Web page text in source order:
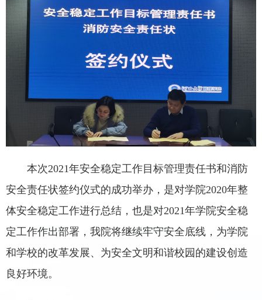
本次2021年安全稳定工作目标管理责任书和消防
安全责任状签约仪式的成功举办，是对学院2020年整
体安全稳定工作进行总结，也是对2021年学院安全稳
定工作作出部署，我院将继续牢守安全底线，为学院
和学校的改革发展、为安全文明和谐校园的建设创造
良好环境。